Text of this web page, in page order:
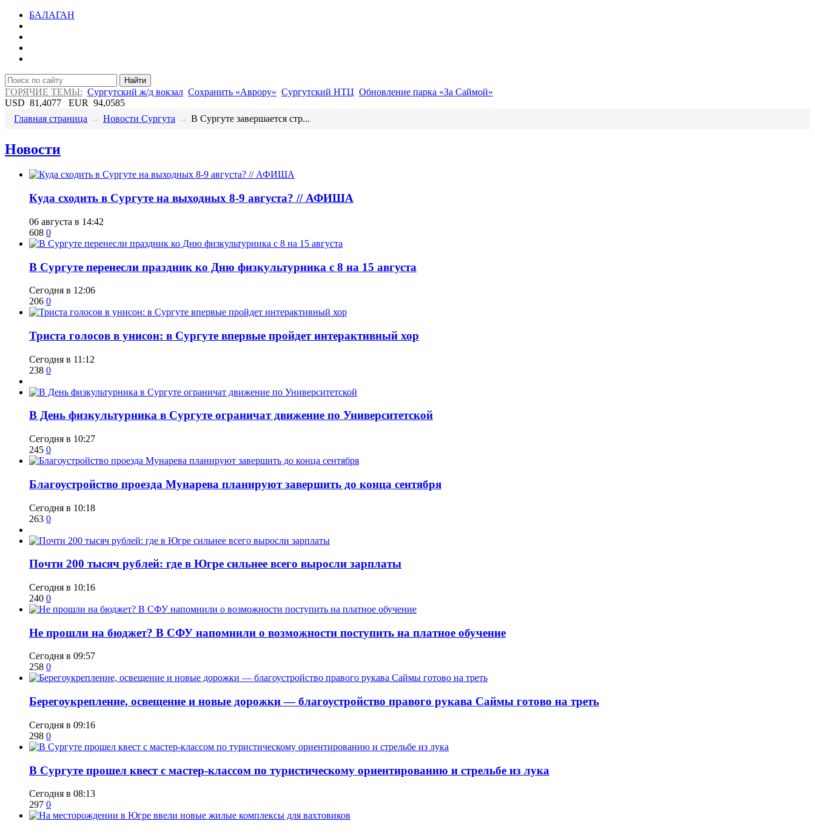
БАЛАГАН
Найти
ГОРЯЧИЕ ТЕМЫ: Сургутский ж/д вокзал Сохранить «Аврору» Сургутский НТЦ Обновление парка «За Саймой»
USD 81,4077 EUR 94,0585
Главная страница → Новости Сургута → ​В Сургуте завершается стр...
Новости
​Куда сходить в Сургуте на выходных 8-9 августа? // АФИША
06 августа в 14:42
608 0
​В Сургуте перенесли праздник ко Дню физкультурника с 8 на 15 августа
Сегодня в 12:06
206 0
​Триста голосов в унисон: в Сургуте впервые пройдет интерактивный хор
Сегодня в 11:12
238 0
​В День физкультурника в Сургуте ограничат движение по Университетской
Сегодня в 10:27
245 0
Благоустройство проезда Мунарева планируют завершить до конца сентября
Сегодня в 10:18
263 0
​Почти 200 тысяч рублей: где в Югре сильнее всего выросли зарплаты
Сегодня в 10:16
240 0
Не прошли на бюджет? В СФУ напомнили о возможности поступить на платное обучение
Сегодня в 09:57
258 0
Берегоукрепление, освещение и новые дорожки — благоустройство правого рукава Саймы готово на треть
Сегодня в 09:16
298 0
В Сургуте прошел квест с мастер-классом по туристическому ориентированию и стрельбе из лука
Сегодня в 08:13
297 0